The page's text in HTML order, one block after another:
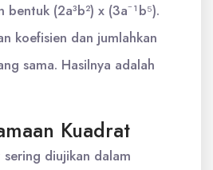
(2a³b²) x (3a⁻¹b⁵).
koefisien dan jumlahkan
sama. Hasilnya adalah
Kuadrat
sering diujikan dalam